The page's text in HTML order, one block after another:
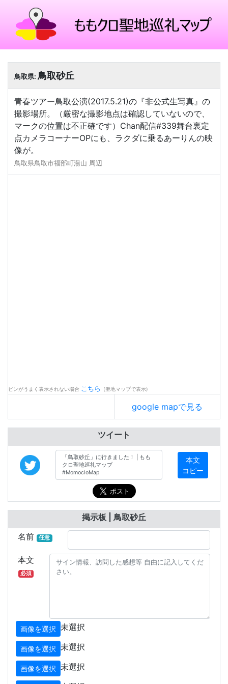
鳥取県: 鳥取砂丘
青春ツアー鳥取公演(2017.5.21)の『非公式生写真』の
撮影場所。（厳密な撮影地点は確認していないので、
マークの位置は不正確です）Chan配信#339舞台裏定
点カメラコーナーOPにも、ラクダに乗るあーりんの映
像が。
鳥取県鳥取市福部町湯山 周辺
ピンがうまく表示されない場合 こちら (聖地マップで表示)
google mapで見る
ツイート
本文
コピー
掲示板 | 鳥取砂丘
名前
任意
本文
必須
画像を選択 未選択
画像を選択 未選択
画像を選択 未選択